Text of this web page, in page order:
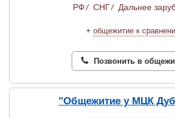
РФ/ СНГ/ Дальнее
+ общежитие к
Позвонить в
"Общежитие у МЦК